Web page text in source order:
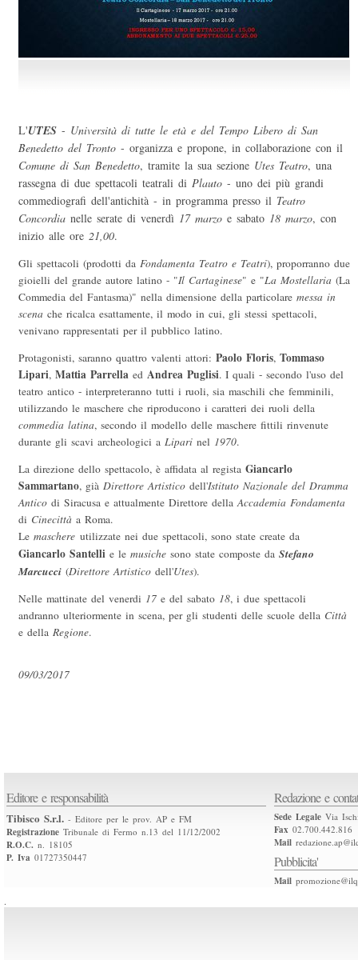
L'UTES - Università di tutte le età e del Tempo Libero di San
Benedetto del Tronto - organizza e propone, in collaborazione con il
Comune di San Benedetto, tramite la sua sezione Utes Teatro, una
rassegna di due spettacoli teatrali di Plauto - uno dei più grandi
commediografi dell'antichità - in programma presso il Teatro
Concordia nelle serate di venerdì 17 marzo e sabato 18 marzo, con
inizio alle ore 21,00.
Gli spettacoli (prodotti da Fondamenta Teatro e Teatri), proporranno due
gioielli del grande autore latino - "Il Cartaginese" e "La Mostellaria (La
Commedia del Fantasma)" nella dimensione della particolare messa in
scena che ricalca esattamente, il modo in cui, gli stessi spettacoli,
venivano rappresentati per il pubblico latino.
Protagonisti, saranno quattro valenti attori: Paolo Floris, Tommaso
Lipari, Mattia Parrella ed Andrea Puglisi. I quali - secondo l'uso del
teatro antico - interpreteranno tutti i ruoli, sia maschili che femminili,
utilizzando le maschere che riproducono i caratteri dei ruoli della
commedia latina, secondo il modello delle maschere fittili rinvenute
durante gli scavi archeologici a Lipari nel 1970.
La direzione dello spettacolo, è affidata al regista Giancarlo
Sammartano, già Direttore Artistico dell'Istituto Nazionale del Dramma
Antico di Siracusa e attualmente Direttore dellaAccademia Fondamenta
di Cinecittà a Roma.
Le maschere utilizzate nei due spettacoli, sono state create da
Giancarlo Santelli e le musiche sono state composte da Stefano
Marcucci (Direttore Artistico dell'Utes).
Nelle mattinate del venerdi 17 e del sabato 18, i due spettacoli
andranno ulteriormente in scena, per gli studenti delle scuole della Città
e della Regione.
09/03/2017
Editore e responsabilità
Tibisco S.r.l. - Editore per le prov. AP e FM
Registrazione Tribunale di Fermo n.13 del 11/12/2002
R.O.C. n. 18105
P. Iva 01727350447
Redazione e
Sede Legale Via
Fax 02.700.442.816
Mail
Pubblicita'
Mail
.